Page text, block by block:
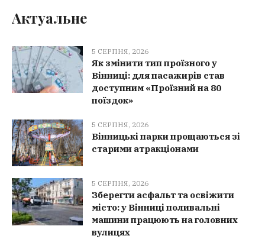
Актуальне
5 СЕРПНЯ, 2026
Як змінити тип проїзного у
Вінниці: для пасажирів став
доступним «Проїзний на 80
поїздок»
5 СЕРПНЯ, 2026
Вінницькі парки прощаються зі
старими атракціонами
5 СЕРПНЯ, 2026
Зберегти асфальт та освіжити
місто: у Вінниці поливальні
машини працюють на головних
вулицях